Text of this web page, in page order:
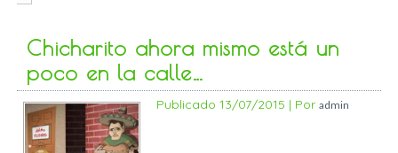
Chicharito ahora mismo está un
poco en la calle…
Publicado 13/07/2015 | Por admin